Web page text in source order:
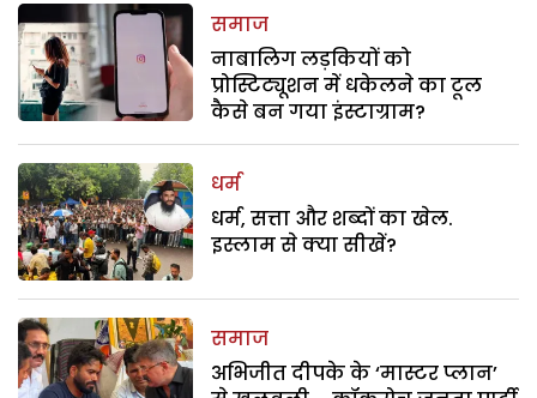
समाज
नाबालिग लड़कियों को
प्रोस्टिट्यूशन में धकेलने का टूल
कैसे बन गया इंस्टाग्राम?
धर्म
धर्म, सत्ता और शब्दों का खेल.
इस्लाम से क्या सीखें?
समाज
अभिजीत दीपके के ‘मास्टर प्लान’